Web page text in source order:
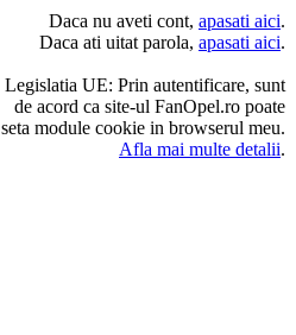
Daca nu aveti cont, apasati aici.
Daca ati uitat parola, apasati aici.
Legislatia UE: Prin autentificare, sunt
de acord ca site-ul FanOpel.ro poate
seta module cookie in browserul meu.
Afla mai multe detalii.